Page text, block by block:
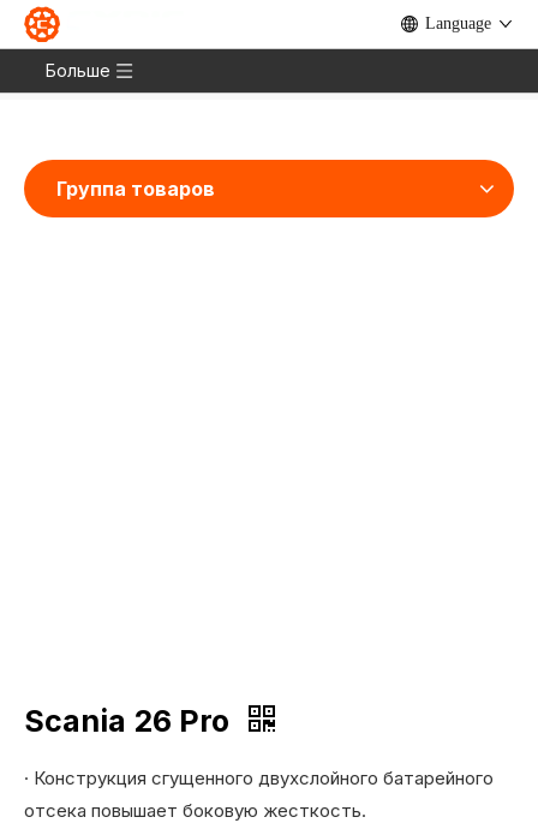
Language
Больше
Дом Полезность » Scania
26 Pro
Группа товаров
Scania 26 Pro
· Конструкция сгущенного двухслойного батарейного
отсека повышает боковую жесткость.